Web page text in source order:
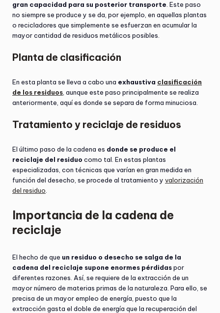
gran capacidad para su posterior transporte . Este paso
no siempre se produce y se da, por ejemplo, en aquellas plantas
o recicladores que simplemente se esfuerzan en acumular la
mayor cantidad de residuos metálicos posibles.
Planta de clasificación
En esta planta se lleva a cabo una exhaustiva clasificación
de los residuos , aunque este paso principalmente se realiza
anteriormente, aquí es donde se separa de forma minuciosa.
Tratamiento y reciclaje de residuos
El último paso de la cadena es donde se produce el
reciclaje del residuo como tal. En estas plantas
especializadas, con técnicas que varían en gran medida en
función del desecho, se procede al tratamiento y valorización
del residuo
Importancia de la cadena de
reciclaje
El hecho de que un residuo o desecho se salga de la
cadena del reciclaje supone enormes pérdidaspor
diferentes razones. Así, se requiere de la extracción de un
mayor número de materias primas de la naturaleza. Para ello, se
precisa de un mayor empleo de energía, puesto que la
extracción gasta el doble de energía que la recuperación del